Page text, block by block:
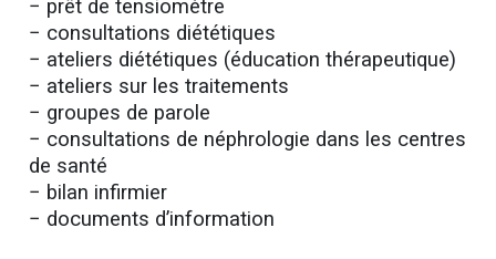
− prêt de tensiomètre
− consultations diététiques
− ateliers diététiques (éducation thérapeutique)
− ateliers sur les traitements
− groupes de parole
− consultations de néphrologie dans les centres
de santé
− bilan infirmier
− documents d’information